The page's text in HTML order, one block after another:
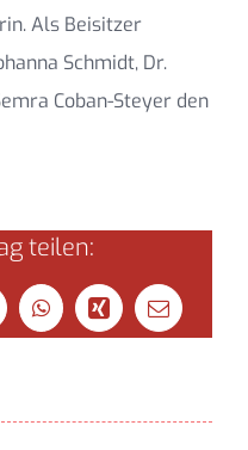
Als Beisitzer
Schmidt, Dr.
Coban-Steyer den
teilen:
WhatsApp
Xing
E-
Mail